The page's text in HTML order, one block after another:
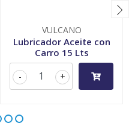
VULCANO
Lubricador Aceite con
Carro 15 Lts
+
-